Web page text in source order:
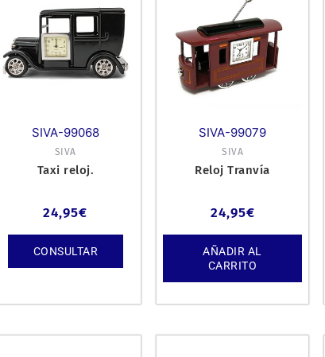
SIVA-99068
SIVA
Taxi reloj.
24,95€
CONSULTAR
SIVA-99079
SIVA
Reloj Tranvía
24,95€
AÑADIR AL
CARRITO